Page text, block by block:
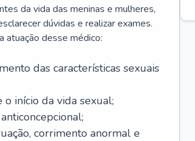
da vida das meninas e mulheres,
dúvidas e realizar exames.
atuação desse médico:
das características sexuais
início da vida sexual;
corrimento anormal e